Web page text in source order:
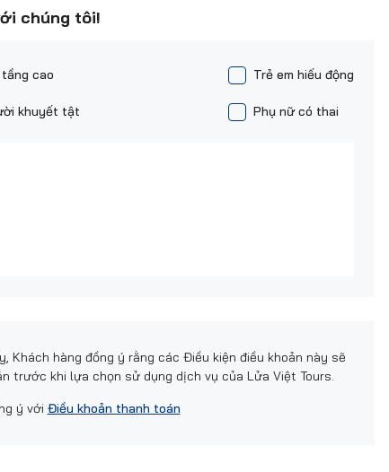
chúng tôi!
cao Trẻ em hiếu động
khuyết tật Phụ nữ có thai
Khách hàng đồng ý rằng các Điều kiện điều khoản này sẽ
trước khi lựa chọn sử dụng dịch vụ của Lửa Việt Tours.
ý với Điều khoản thanh toán